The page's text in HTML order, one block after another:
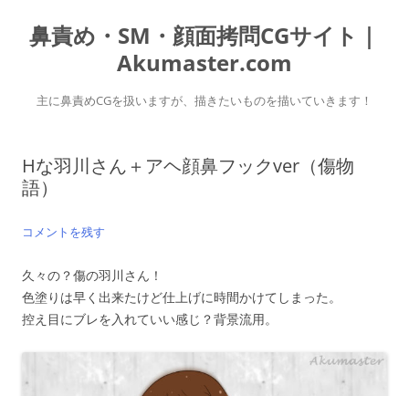
テ
ン
鼻責め・SM・顔面拷問CGサイト｜
Akumaster.com
主に鼻責めCGを扱いますが、描きたいものを描いていきます！
Hな羽川さん＋アヘ顔鼻フックver（傷物
語）
コメントを残す
久々の？傷の羽川さん！
色塗りは早く出来たけど仕上げに時間かけてしまった。
控え目にブレを入れていい感じ？背景流用。